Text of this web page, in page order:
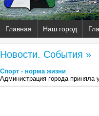
Главная Наш город
Новости. События »
Спорт - норма жизни
Администрация города приняла